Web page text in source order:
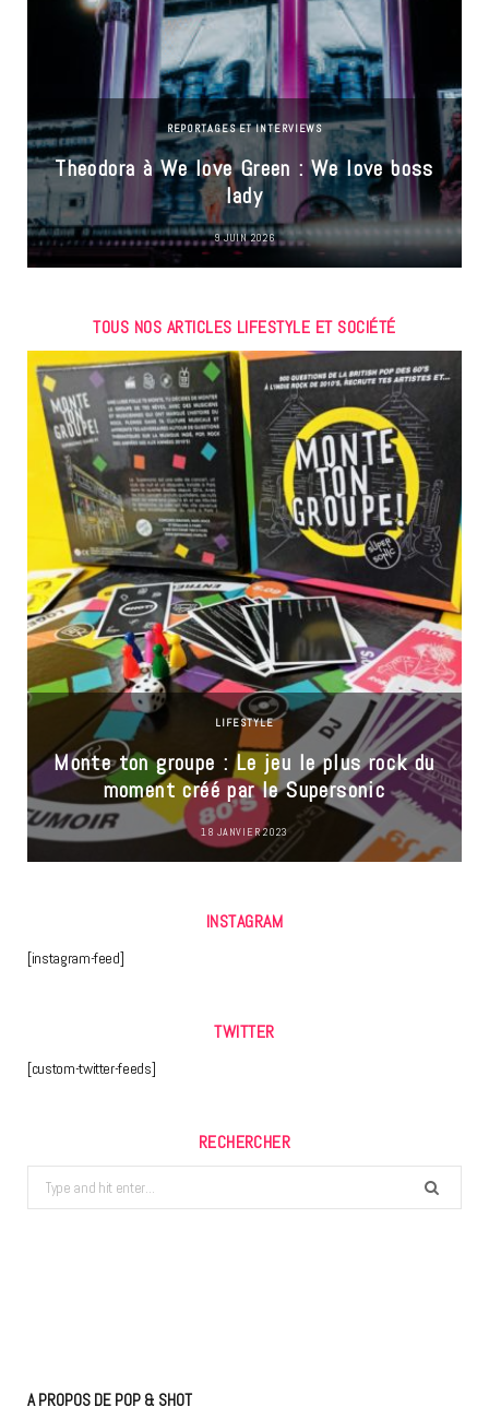
REPORTAGES ET INTERVIEWS
Theodora à We love Green : We love boss
lady
9 JUIN 2026
TOUS NOS ARTICLES LIFESTYLE ET SOCIÉTÉ
LIFESTYLE
Monte ton groupe : Le jeu le plus rock du
moment créé par le Supersonic
18 JANVIER 2023
INSTAGRAM
[instagram-feed]
TWITTER
[custom-twitter-feeds]
RECHERCHER
Search
for:
A PROPOS DE POP & SHOT